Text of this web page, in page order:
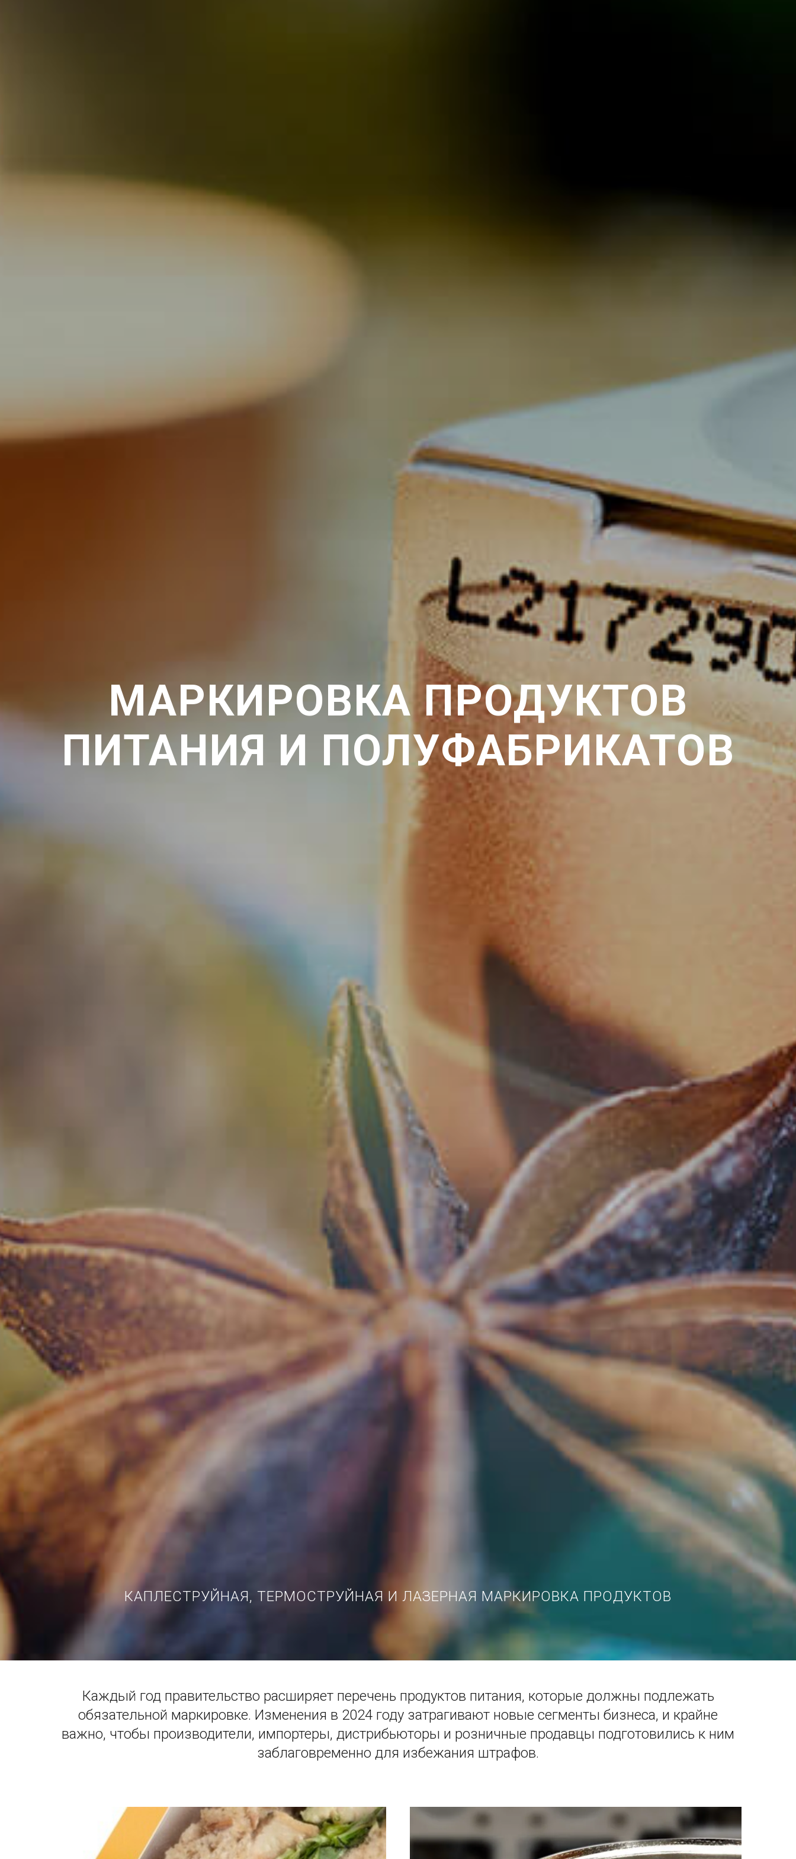
МАРКИРОВКА ПРОДУКТОВ
ПИТАНИЯ И ПОЛУФАБРИКАТОВ
КАПЛЕСТРУЙНАЯ, ТЕРМОСТРУЙНАЯ И ЛАЗЕРНАЯ МАРКИРОВКА ПРОДУКТОВ
Каждый год правительство расширяет перечень продуктов питания, которые должны подлежать
обязательной маркировке. Изменения в 2024 году затрагивают новые сегменты бизнеса, и крайне
важно, чтобы производители, импортеры, дистрибьюторы и розничные продавцы подготовились к ним
заблаговременно для избежания штрафов.